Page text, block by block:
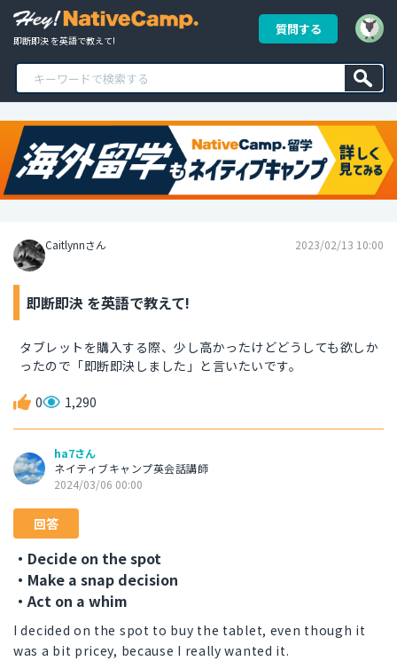
即断即決 を英語で教えて!
質問する
Caitlynnさん 2023/02/13 10:00
即断即決 を英語で教えて!
タブレットを購入する際、少し高かったけどどうしても欲しか
ったので「即断即決しました」と言いたいです。
0 1,290
ha7さん
ネイティブキャンプ英会話講師
2024/03/06 00:00
回答
・Decide on the spot
・Make a snap decision
・Act on a whim
I decided on the spot to buy the tablet, even though it
was a bit pricey, because I really wanted it.